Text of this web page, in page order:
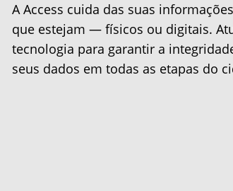
A Access cuida das suas
que estejam — físicos ou digitais.
tecnologia para garantir a
seus dados em todas as etapas do